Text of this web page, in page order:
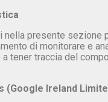
nella presente sezione
di monitorare e
tener traccia del
(Google Ireland